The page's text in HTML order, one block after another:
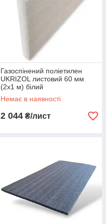
Газоспінений поліетилен
UKRIZOL листовий 60 мм
(2х1 м) білий
Немає в наявності
2 044 ₴/лист